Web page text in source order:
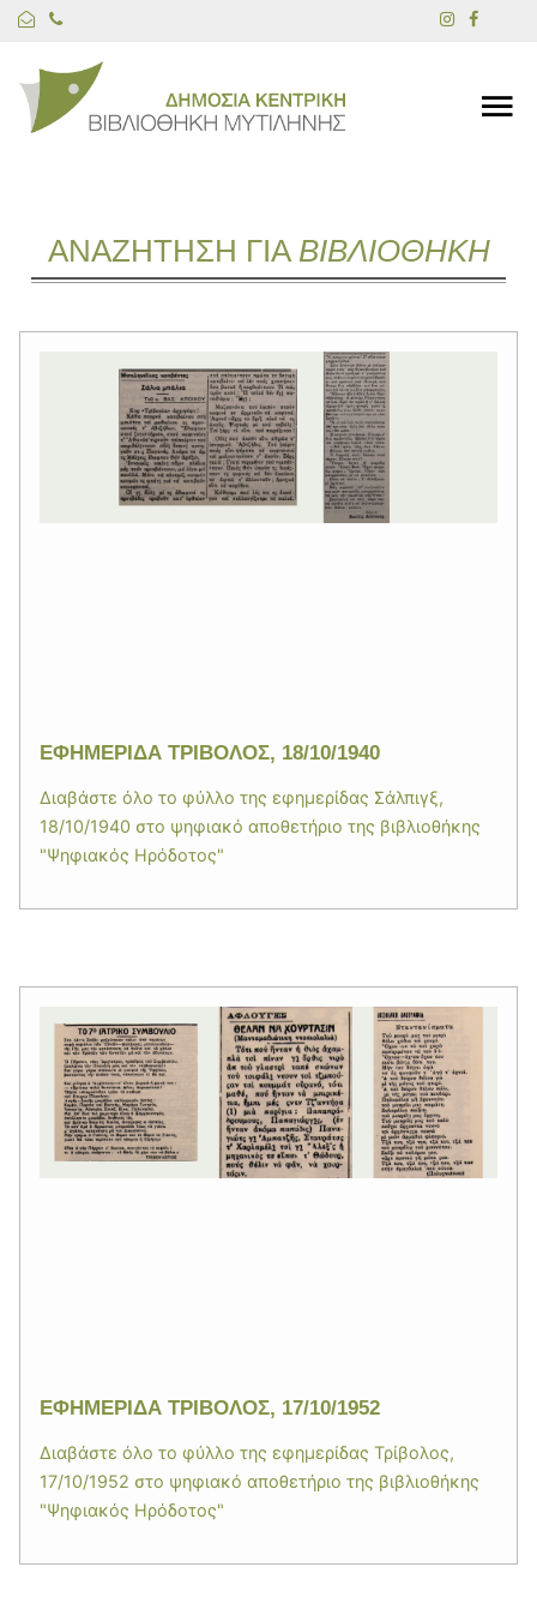
ΑΝΑΖΗΤΗΣΗ ΓΙΑ ΒΙΒΛΙΟΘΗΚΗ
ΕΦΗΜΕΡΙΔΑ ΤΡΙΒΟΛΟΣ, 18/10/1940
Διαβάστε όλο το φύλλο της εφημερίδας Σάλπιγξ,
18/10/1940 στο ψηφιακό αποθετήριο της βιβλιοθήκης
"Ψηφιακός Ηρόδοτος"
ΕΦΗΜΕΡΙΔΑ ΤΡΙΒΟΛΟΣ, 17/10/1952
Διαβάστε όλο το φύλλο της εφημερίδας Τρίβολος,
17/10/1952 στο ψηφιακό αποθετήριο της βιβλιοθήκης
"Ψηφιακός Ηρόδοτος"